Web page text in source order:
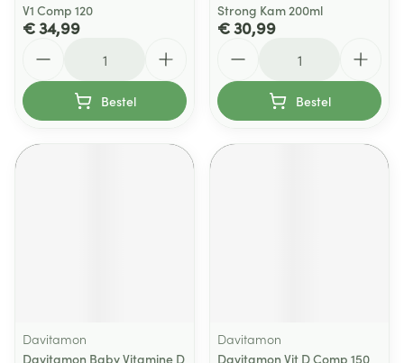
V1 Comp 120
€ 34,99
Bestel
Strong Kam 200ml
€ 30,99
Bestel
Davitamon
Davitamon Baby Vitamine D
Davitamon
Davitamon Vit D Comp 150